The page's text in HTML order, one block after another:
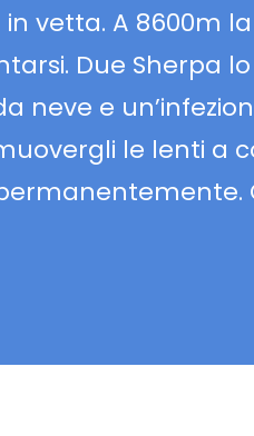
vetta. A 8600m
Due Sherpa
neve e
le lenti a